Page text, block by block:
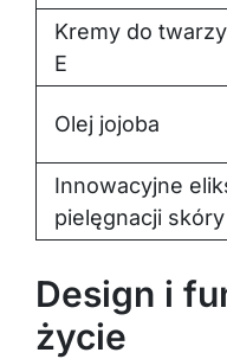
Kremy do
E
Olej jojoba
Innowacyjne
pielęgnacji skóry
Design i
życie